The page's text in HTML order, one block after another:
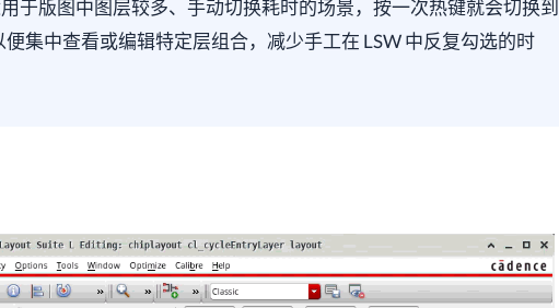
于版图中图层较多、手动切换耗时的场景，按一次热键就会切换到
集中查看或编辑特定层组合，减少手工在 LSW 中反复勾选的时